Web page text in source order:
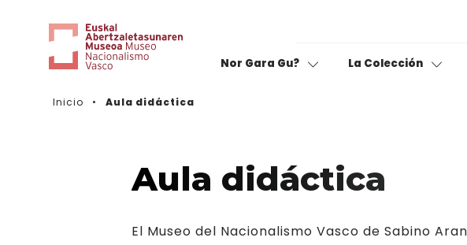
Nor Gara Gu? La Colección
Bitxiak
Museotik
Sin fronteras
Inicio Aula didáctica
Aula didáctica
El Museo del Nacionalismo Vasco de Sabino